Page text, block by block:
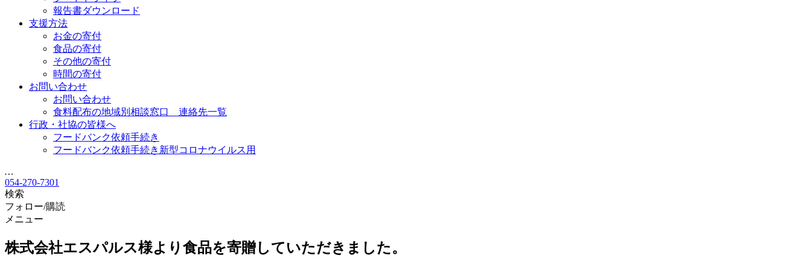
報告書ダウンロード
支援方法
お金の寄付
食品の寄付
その他の寄付
時間の寄付
お問い合わせ
お問い合わせ
食料配布の地域別相談窓口 連絡先一覧
行政・社協の皆様へ
フードバンク依頼手続き
フードバンク依頼手続き新型コロナウイルス用
…
054-270-7301
検索
フォロー/購読
メニュー
株式会社エスパルス様より食品を寄贈していただきました。